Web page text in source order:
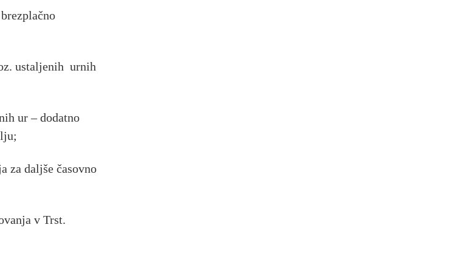
ustaljenih urnih
ur – dodatno
za daljše časovno
v Trst.